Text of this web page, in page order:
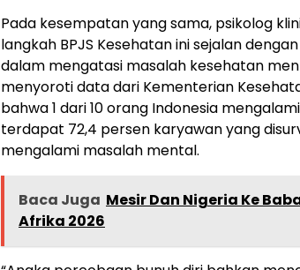
Pada kesempatan yang sama, psikolog
langkah BPJS Kesehatan ini sejalan
dalam mengatasi masalah kesehatan
menyoroti data dari Kementerian
bahwa 1 dari 10 orang Indonesia
terdapat 72,4 persen karyawan yang
mengalami masalah mental.
Baca Juga Mesir Dan Nigeria Ke
Afrika 2026